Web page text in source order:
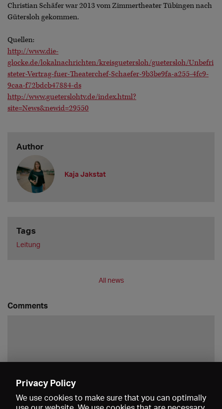
Christian Schäfer war 2013 vom Zimmertheater Tübingen nach
Gütersloh gekommen.
Quellen:
http://www.die-
glocke.de/lokalnachrichten/kreisguetersloh/guetersloh/Unbefri
steter-Vertrag-fuer-Theaterchef-Schaefer-9b3be9fa-a255-4fc9-
9caa-f72bdcb47884-ds
http://www.gueterslohtv.de/index.html?
site=News&newid=29550
Author
Kaja Jakstat
Tags
Leitung
All news
Comments
Privacy Policy
We use cookies to make sure that you can optimally